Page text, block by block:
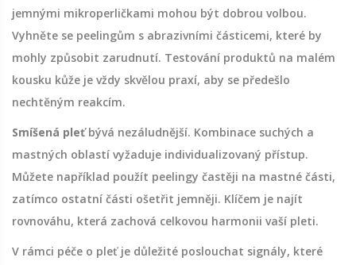
jemnými mikroperličkami mohou být dobrou volbou.
Vyhněte se peelingům s abrazivními částicemi, které by
mohly způsobit zarudnutí. Testování produktů na malém
kousku kůže je vždy skvělou praxí, aby se předešlo
nechtěným reakcím.
Smíšená pleťbývá nezáludnější. Kombinace suchých a
mastných oblastí vyžaduje individualizovaný přístup.
Můžete například použít peelingy častěji na mastné části,
zatímco ostatní části ošetřit jemněji. Klíčem je najít
rovnováhu, která zachová celkovou harmonii vaší pleti.
V rámci péče o pleť je důležité poslouchat signály, které